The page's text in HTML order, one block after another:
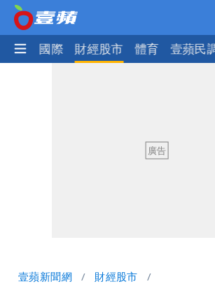
社會 國際 財經股市 體育 壹蘋民
壹蘋新聞網 財經股市